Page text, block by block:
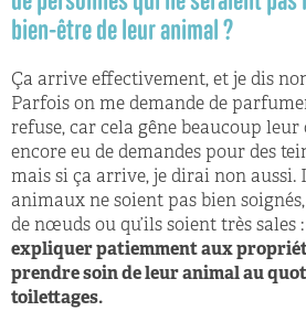
bien-être de leur animal ? ​
Ça arrive effectivement, et je dis
Parfois on me demande de
refuse, car cela gêne beaucoup leur
encore eu de demandes pour des
mais si ça arrive, je dirai non
animaux ne soient pas bien
de nœuds ou qu’ils soient très sales :
expliquer patiemment aux
prendre soin de leur animal au
toilettages.